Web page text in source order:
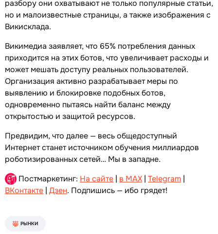
разбору они охватывают не только популярные статьи,
но и малоизвестные страницы, а также изображения с
Викисклада.
Викимедиа заявляет, что 65% потребления данных
приходится на этих ботов, что увеличивает расходы и
может мешать доступу реальных пользователей.
Организация активно разрабатывает меры по
выявлению и блокировке подобных ботов,
одновременно пытаясь найти баланс между
открытостью и защитой ресурсов.
Предвидим, что далее — весь общедоступный
Интернет станет источником обучения миллиардов
роботизированных сетей… Мы в западне.
Постмаркетинг: На сайте | в MAX | Telegram |
ВКонтакте | Дзен. Подпишись — ибо грядет!
РЫНКИ